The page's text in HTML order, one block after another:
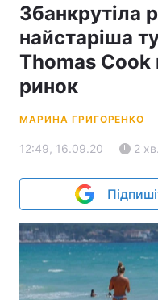
Збанкрутіла
найстаріша
Thomas Cook
ринок
МАРИНА ГРИГОРЕНКО
12:49, 16.09.20 2 хв.